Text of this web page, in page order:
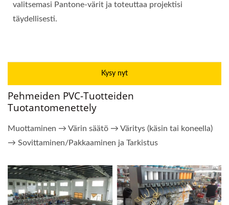
valitsemasi Pantone-värit ja toteuttaa projektisi
täydellisesti.
Kysy nyt
Pehmeiden PVC-Tuotteiden
Tuotantomenettely
Muottaminen → Värin säätö → Väritys (käsin tai koneella)
→ Sovittaminen/Pakkaaminen ja Tarkistus